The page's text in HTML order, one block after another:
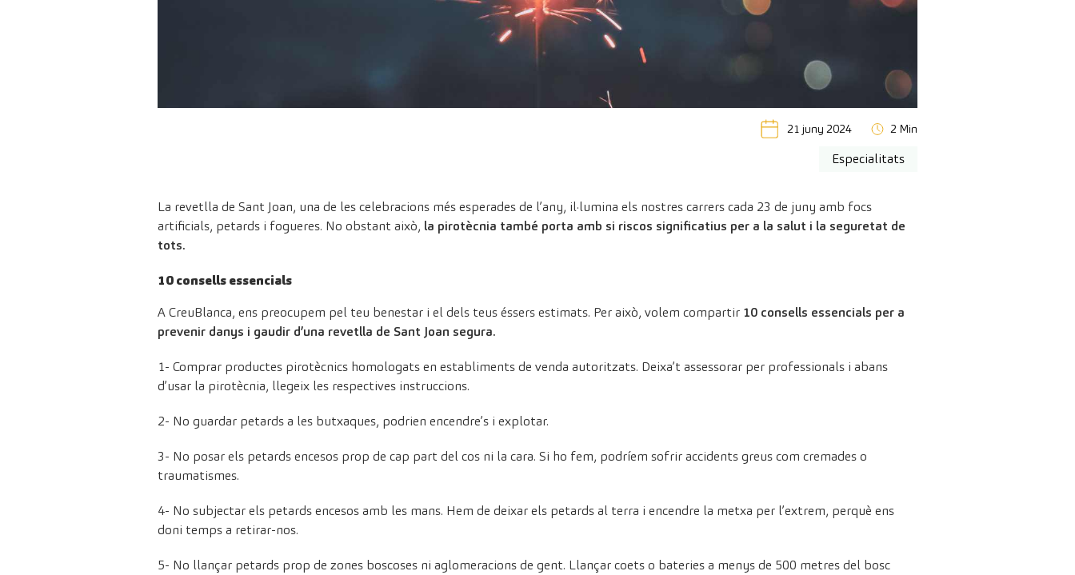
21 juny 2024 2 Min
Especialitats
La revetlla de Sant Joan, una de les celebracions més esperades de l’any, il·lumina els nostres carrers cada 23 de juny amb focs
artificials, petards i fogueres. No obstant això, la pirotècnia també porta amb si riscos significatius per a la salut i la seguretat de
tots.
10 consells essencials
A CreuBlanca, ens preocupem pel teu benestar i el dels teus éssers estimats. Per això, volem compartir 10 consells essencials per a
prevenir danys i gaudir d’una revetlla de Sant Joan segura.
1- Comprar productes pirotècnics homologats en establiments de venda autoritzats. Deixa’t assessorar per professionals i abans
d’usar la pirotècnia, llegeix les respectives instruccions.
2- No guardar petards a les butxaques, podrien encendre’s i explotar.
3- No posar els petards encesos prop de cap part del cos ni la cara. Si ho fem, podríem sofrir accidents greus com cremades o
traumatismes.
4- No subjectar els petards encesos amb les mans. Hem de deixar els petards al terra i encendre la metxa per l’extrem, perquè ens
doni temps a retirar-nos.
5- No llançar petards prop de zones boscoses ni aglomeracions de gent. Llançar coets o bateries a menys de 500 metres del bosc